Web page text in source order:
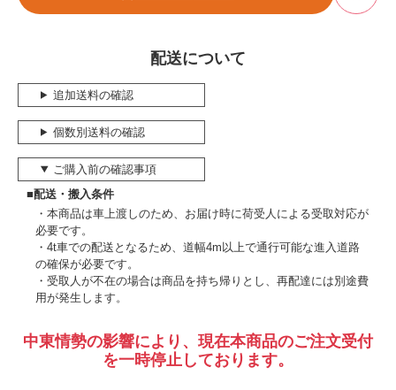
配送について
追加送料の確認
個数別送料の確認
ご購入前の確認事項
■配送・搬入条件
本商品は車上渡しのため、お届け時に荷受人による受取対応が
必要です。
4t車での配送となるため、道幅4m以上で通行可能な進入道路
の確保が必要です。
受取人が不在の場合は商品を持ち帰りとし、再配達には別途費
用が発生します。
中東情勢の影響により、現在本商品のご注文受付
を一時停止しております。